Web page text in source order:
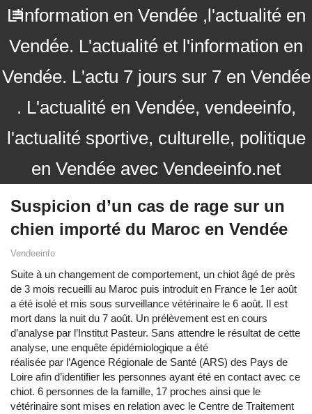
L'information en Vendée ,l'actualité en
Vendée. L'actualité et l'information en
Vendée. L'actu 7 jours sur 7 en Vendée
. L'actualité en Vendée, vendeeinfo,
l'actualité sportive, culturelle, politique
en Vendée avec Vendeeinfo.net
Suspicion d’un cas de rage sur un
chien importé du Maroc en Vendée
Vendeeinfo
Suite à un changement de comportement, un chiot âgé de près
de 3 mois recueilli au Maroc puis introduit en France le 1er août
a été isolé et mis sous surveillance vétérinaire le 6 août. Il est
mort dans la nuit du 7 août. Un prélèvement est en cours
d’analyse par l’Institut Pasteur. Sans attendre le résultat de cette
analyse, une enquête épidémiologique a été
réalisée par l’Agence Régionale de Santé (ARS) des Pays de
Loire afin d’identifier les personnes ayant été en contact avec ce
chiot. 6 personnes de la famille, 17 proches ainsi que le
vétérinaire sont mises en relation avec le Centre de Traitement